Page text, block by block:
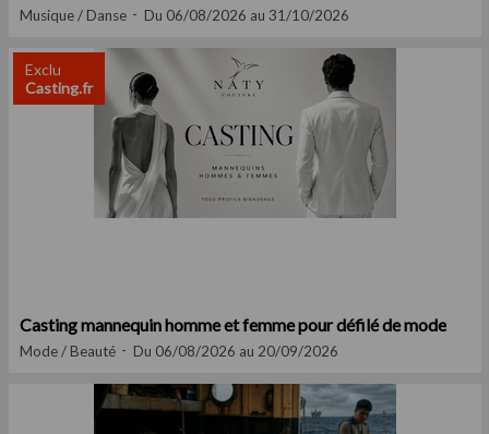
Musique / Danse Du 06/08/2026 au 31/10/2026
Exclu
Casting.fr
Casting mannequin homme et femme pour défilé de mode
Mode / Beauté Du 06/08/2026 au 20/09/2026